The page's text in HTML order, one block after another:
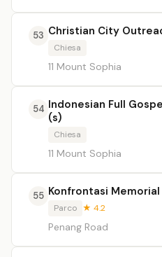
53 Christian City
Chiesa
11 Mount Sophia
54 Indonesian Full
(s)
Chiesa
11 Mount Sophia
55 Konfrontasi Memorial
Parco ★ 4.2
Penang Road